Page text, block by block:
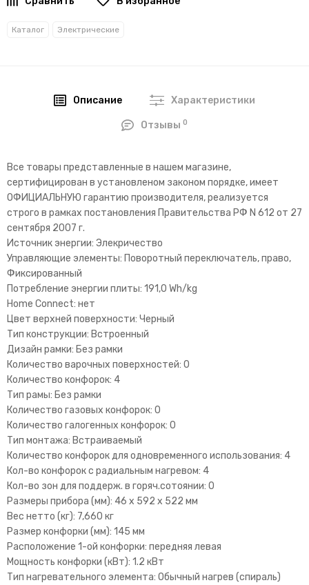
Каталог Электрические
Описание Характеристики
Отзывы0
Все товары представленные в нашем магазине,
сертифицирован в установленом законом порядке, имеет
ОФИЦИАЛЬНУЮ гарантию производителя, реализуется
строго в рамках постановления Правительства РФ N 612 от 27
сентября 2007 г.
Источник энергии: Элекричество
Управляющие элементы: Поворотный переключатель, право,
Фиксированный
Потребление энергии плиты: 191,0 Wh/kg
Home Connect: нет
Цвет верхней поверхности: Черный
Тип конструкции: Встроенный
Дизайн рамки: Без рамки
Количество варочных поверхностей: 0
Количество конфорок: 4
Тип рамы: Без рамки
Количество газовых конфорок: 0
Количество галогенных конфорок: 0
Тип монтажа: Встраиваемый
Количество конфорок для одновременного использования: 4
Кол-во конфорок с радиальным нагревом: 4
Кол-во зон для поддерж. в горяч.сотоянии: 0
Размеры прибора (мм): 46 x 592 x 522 мм
Вес нетто (кг): 7,660 кг
Размер конфорки (мм): 145 мм
Расположение 1-ой конфорки: передняя левая
Мощность конфорки (кВт): 1.2 кВт
Тип нагревательного элемента: Обычный нагрев (спираль)